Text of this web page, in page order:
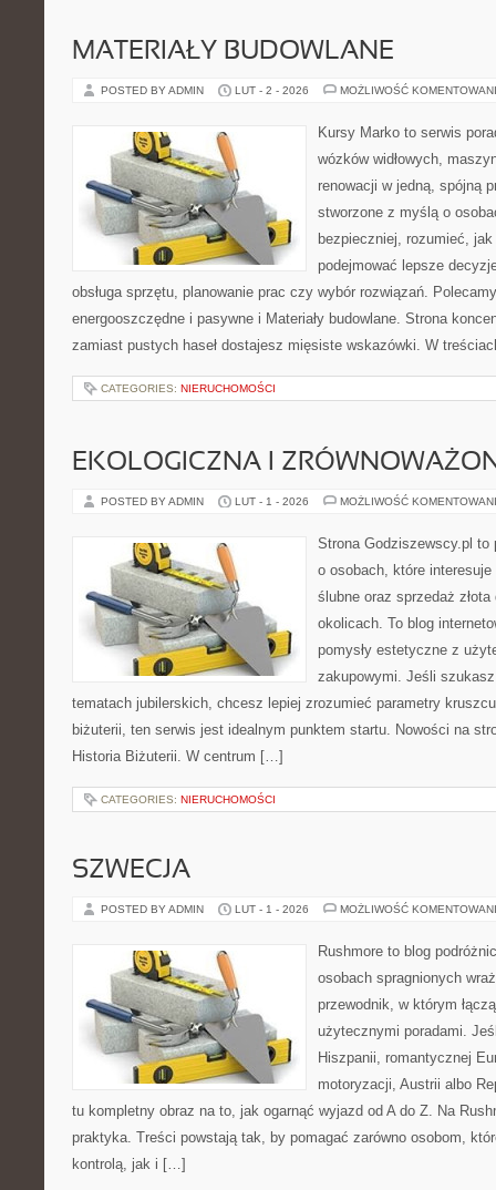
MATERIAŁY BUDOWLANE
POSTED BY ADMIN LUT - 2 - 2026 MOŻLIWOŚĆ
Kursy Marko to serwis
wózków widłowych,
renowacji w jedną, spójną
stworzone z myślą o
bezpieczniej, rozumieć,
podejmować lepsze
obsługa sprzętu, planowanie prac czy wybór rozwiązań.
energooszczędne i pasywne i Materiały budowlane. Strona
zamiast pustych haseł dostajesz mięsiste wskazówki. W
CATEGORIES: NIERUCHOMOŚCI
EKOLOGICZNA I
POSTED BY ADMIN LUT - 1 - 2026 MOŻLIWOŚĆ
Strona Godziszewscy.pl to
o osobach, które
ślubne oraz sprzedaż
okolicach. To blog
pomysły estetyczne z
zakupowymi. Jeśli
tematach jubilerskich, chcesz lepiej zrozumieć parametry
biżuterii, ten serwis jest idealnym punktem startu. Nowości na
Historia Biżuterii. W centrum […]
CATEGORIES: NIERUCHOMOŚCI
SZWECJA
POSTED BY ADMIN LUT - 1 - 2026 MOŻLIWOŚĆ
Rushmore to blog
osobach spragnionych
przewodnik, w którym
użytecznymi poradami.
Hiszpanii, romantycznej
motoryzacji, Austrii albo
tu kompletny obraz na to, jak ogarnąć wyjazd od A do Z. Na
praktyka. Treści powstają tak, by pomagać zarówno osobom,
kontrolą, jak i […]